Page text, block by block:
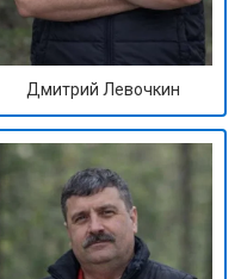
Дмитрий Левочкин